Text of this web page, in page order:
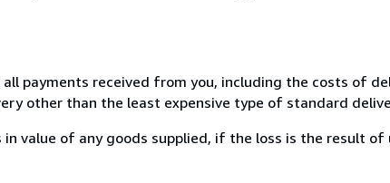
payments received from you, including the costs of
other than the least expensive type of standard
value of any goods supplied, if the loss is the result of